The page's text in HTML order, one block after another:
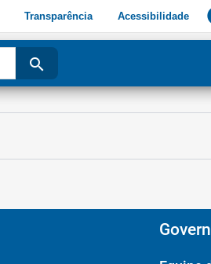
Transparência Acessibilidade
search